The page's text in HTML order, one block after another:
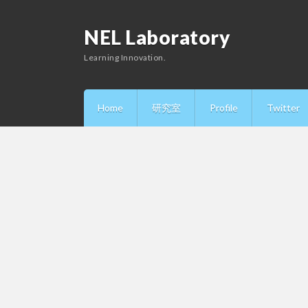
NEL Laboratory
Learning Innovation.
Home 研究室 Profile Twitter